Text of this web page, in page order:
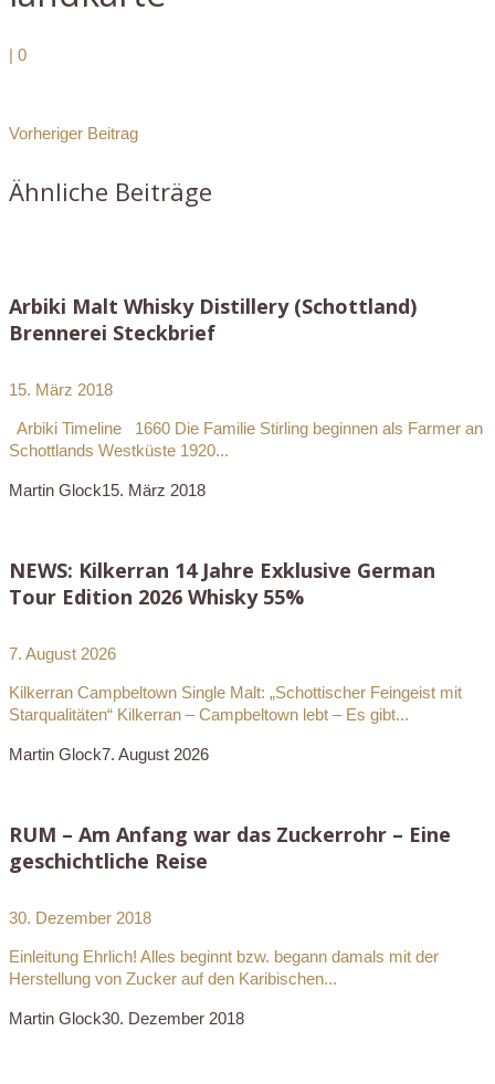
| 0
Vorheriger Beitrag
Ähnliche Beiträge
Arbiki Malt Whisky Distillery (Schottland)
Brennerei Steckbrief
15. März 2018
Arbiki Timeline 1660 Die Familie Stirling beginnen als Farmer an
Schottlands Westküste 1920...
Martin Glock15. März 2018
NEWS: Kilkerran 14 Jahre Exklusive German
Tour Edition 2026 Whisky 55%
7. August 2026
Kilkerran Campbeltown Single Malt: „Schottischer Feingeist mit
Starqualitäten“ Kilkerran – Campbeltown lebt – Es gibt...
Martin Glock7. August 2026
RUM – Am Anfang war das Zuckerrohr – Eine
geschichtliche Reise
30. Dezember 2018
Einleitung Ehrlich! Alles beginnt bzw. begann damals mit der
Herstellung von Zucker auf den Karibischen...
Martin Glock30. Dezember 2018